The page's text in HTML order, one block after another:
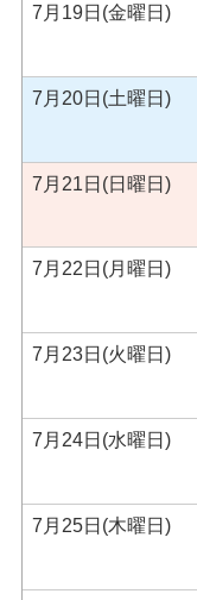
7月19日(金曜日)
7月20日(土曜日)
7月21日(日曜日)
7月22日(月曜日)
7月23日(火曜日)
7月24日(水曜日)
7月25日(木曜日)